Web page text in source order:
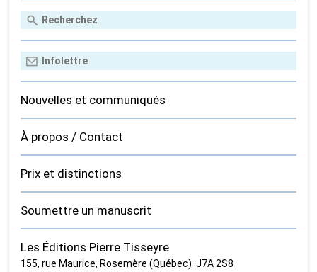
Nouvelles et communiqués
À propos / Contact
Prix et distinctions
Soumettre un manuscrit
Les Éditions Pierre Tisseyre
155, rue Maurice, Rosemère (Québec) J7A 2S8